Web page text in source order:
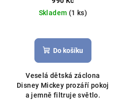
můžeme ušít na míru
Skladem (1 ks)
Do košíku
Veselá dětská záclona
Disney Mickey prozáří pokoj
a jemně filtruje světlo.